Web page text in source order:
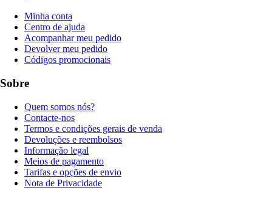
Minha conta
Centro de ajuda
Acompanhar meu pedido
Devolver meu pedido
Códigos promocionais
Sobre
Quem somos nós?
Contacte-nos
Termos e condições gerais de venda
Devoluções e reembolsos
Informação legal
Meios de pagamento
Tarifas e opções de envio
Nota de Privacidade